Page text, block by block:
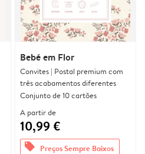
Bebé em Flor
Convites | Postal premium com
três acabamentos diferentes
Conjunto de 10 cartões
A partir de
10,99 €
offers Preços Sempre Baixos